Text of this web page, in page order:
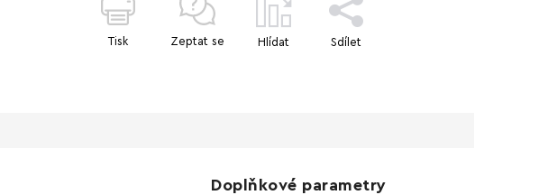
Tisk Zeptat se Hlídat Sdílet
Doplňkové parametry